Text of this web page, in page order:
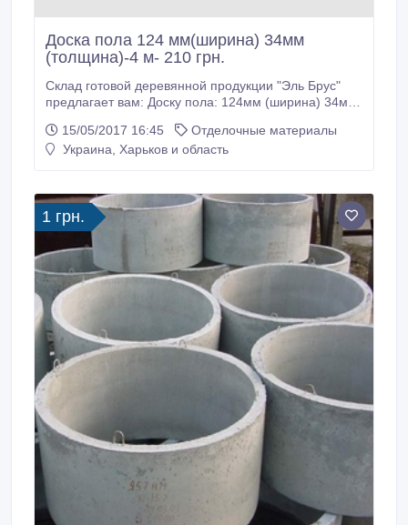
Доска пола 124 мм(ширина) 34мм
(толщина)-4 м- 210 грн.
Склад готовой деревянной продукции "Эль Брус"
предлагает вам: Доску пола: 124мм (ширина) 34мм
(толщина) 4, 5 м -220 грн за 1м2 110мм (ширина)
30мм (толщина) 3 м -190 грн за 1м2 "Эль Брус"
15/05/2017 16:45
Отделочные материалы
Украина, Харьков и область
1 грн.